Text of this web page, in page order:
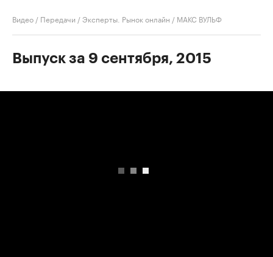
Видео / Передачи /Эксперты. Рынок онлайн / МАКС ВУЛЬФ
Выпуск за 9 сентября, 2015